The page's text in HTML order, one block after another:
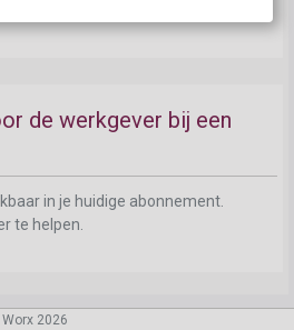
de werkgever bij een
in je huidige abonnement.
te helpen.
2026